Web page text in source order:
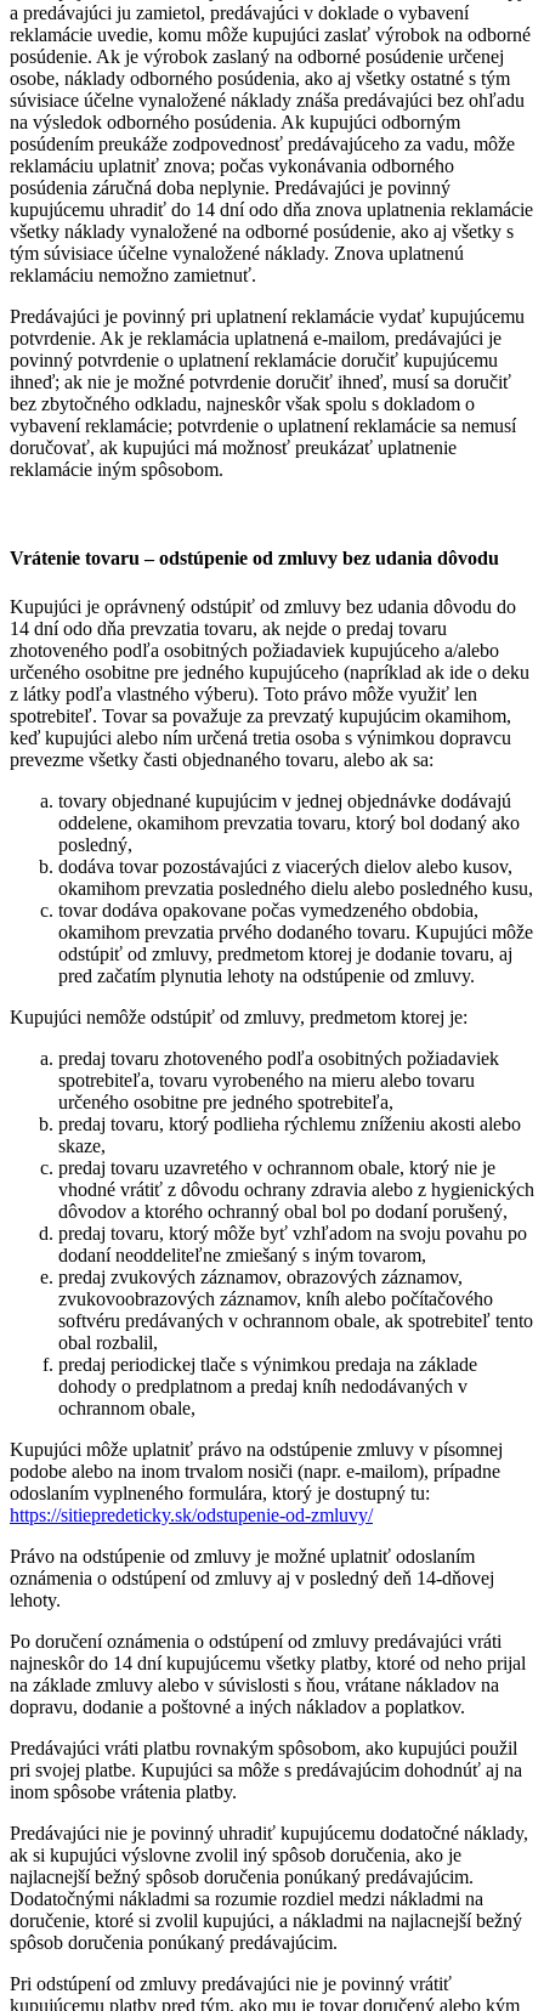
a predávajúci ju zamietol, predávajúci v doklade o vybavení
reklamácie uvedie, komu môže kupujúci zaslať výrobok na odborné
posúdenie. Ak je výrobok zaslaný na odborné posúdenie určenej
osobe, náklady odborného posúdenia, ako aj všetky ostatné s tým
súvisiace účelne vynaložené náklady znáša predávajúci bez ohľadu
na výsledok odborného posúdenia. Ak kupujúci odborným
posúdením preukáže zodpovednosť predávajúceho za vadu, môže
reklamáciu uplatniť znova; počas vykonávania odborného
posúdenia záručná doba neplynie. Predávajúci je povinný
kupujúcemu uhradiť do 14 dní odo dňa znova uplatnenia reklamácie
všetky náklady vynaložené na odborné posúdenie, ako aj všetky s
tým súvisiace účelne vynaložené náklady. Znova uplatnenú
reklamáciu nemožno zamietnuť.
Predávajúci je povinný pri uplatnení reklamácie vydať kupujúcemu
potvrdenie. Ak je reklamácia uplatnená e-mailom, predávajúci je
povinný potvrdenie o uplatnení reklamácie doručiť kupujúcemu
ihneď; ak nie je možné potvrdenie doručiť ihneď, musí sa doručiť
bez zbytočného odkladu, najneskôr však spolu s dokladom o
vybavení reklamácie; potvrdenie o uplatnení reklamácie sa nemusí
doručovať, ak kupujúci má možnosť preukázať uplatnenie
reklamácie iným spôsobom.
Vrátenie tovaru – odstúpenie od zmluvy bez udania dôvodu
Kupujúci je oprávnený odstúpiť od zmluvy bez udania dôvodu do
14 dní odo dňa prevzatia tovaru, ak nejde o predaj tovaru
zhotoveného podľa osobitných požiadaviek kupujúceho a/alebo
určeného osobitne pre jedného kupujúceho (napríklad ak ide o deku
z látky podľa vlastného výberu). Toto právo môže využiť len
spotrebiteľ. Tovar sa považuje za prevzatý kupujúcim okamihom,
keď kupujúci alebo ním určená tretia osoba s výnimkou dopravcu
prevezme všetky časti objednaného tovaru, alebo ak sa:
tovary objednané kupujúcim v jednej objednávke dodávajú
oddelene, okamihom prevzatia tovaru, ktorý bol dodaný ako
posledný,
dodáva tovar pozostávajúci z viacerých dielov alebo kusov,
okamihom prevzatia posledného dielu alebo posledného kusu,
tovar dodáva opakovane počas vymedzeného obdobia,
okamihom prevzatia prvého dodaného tovaru. Kupujúci môže
odstúpiť od zmluvy, predmetom ktorej je dodanie tovaru, aj
pred začatím plynutia lehoty na odstúpenie od zmluvy.
Kupujúci nemôže odstúpiť od zmluvy, predmetom ktorej je:
predaj tovaru zhotoveného podľa osobitných požiadaviek
spotrebiteľa, tovaru vyrobeného na mieru alebo tovaru
určeného osobitne pre jedného spotrebiteľa,
predaj tovaru, ktorý podlieha rýchlemu zníženiu akosti alebo
skaze,
predaj tovaru uzavretého v ochrannom obale, ktorý nie je
vhodné vrátiť z dôvodu ochrany zdravia alebo z hygienických
dôvodov a ktorého ochranný obal bol po dodaní porušený,
predaj tovaru, ktorý môže byť vzhľadom na svoju povahu po
dodaní neoddeliteľne zmiešaný s iným tovarom,
predaj zvukových záznamov, obrazových záznamov,
zvukovoobrazových záznamov, kníh alebo počítačového
softvéru predávaných v ochrannom obale, ak spotrebiteľ tento
obal rozbalil,
predaj periodickej tlače s výnimkou predaja na základe
dohody o predplatnom a predaj kníh nedodávaných v
ochrannom obale,
Kupujúci môže uplatniť právo na odstúpenie zmluvy v písomnej
podobe alebo na inom trvalom nosiči (napr. e-mailom), prípadne
odoslaním vyplneného formulára, ktorý je dostupný tu:
https://sitiepredeticky.sk/odstupenie-od-zmluvy/
Právo na odstúpenie od zmluvy je možné uplatniť odoslaním
oznámenia o odstúpení od zmluvy aj v posledný deň 14-dňovej
lehoty.
Po doručení oznámenia o odstúpení od zmluvy predávajúci vráti
najneskôr do 14 dní kupujúcemu všetky platby, ktoré od neho prijal
na základe zmluvy alebo v súvislosti s ňou, vrátane nákladov na
dopravu, dodanie a poštovné a iných nákladov a poplatkov.
Predávajúci vráti platbu rovnakým spôsobom, ako kupujúci použil
pri svojej platbe. Kupujúci sa môže s predávajúcim dohodnúť aj na
inom spôsobe vrátenia platby.
Predávajúci nie je povinný uhradiť kupujúcemu dodatočné náklady,
ak si kupujúci výslovne zvolil iný spôsob doručenia, ako je
najlacnejší bežný spôsob doručenia ponúkaný predávajúcim.
Dodatočnými nákladmi sa rozumie rozdiel medzi nákladmi na
doručenie, ktoré si zvolil kupujúci, a nákladmi na najlacnejší bežný
spôsob doručenia ponúkaný predávajúcim.
Pri odstúpení od zmluvy predávajúci nie je povinný vrátiť
kupujúcemu platby pred tým, ako mu je tovar doručený alebo kým